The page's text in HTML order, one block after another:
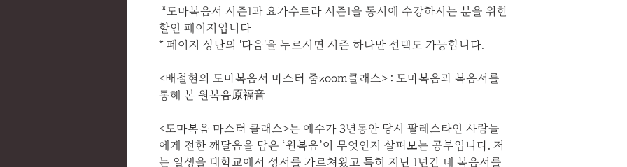
*도마복음서 시즌1과 요가수트라 시즌1을 동시에 수강하시는 분을 위한
할인 페이지입니다
* 페이지 상단의 '다음'을 누르시면 시즌 하나만 선택도 가능합니다.
<배철현의 도마복음서 마스터 줌zoom클래스> : 도마복음과 복음서를
통해 본 원복음原福音
<도마복음 마스터 클래스>는 예수가 3년동안 당시 팔레스타인 사람들
에게 전한 깨달음을 담은 ‘원복음’이 무엇인지 살펴보는 공부입니다. 저
는 일생을 대학교에서 성서를 가르쳐왔고 특히 지난 1년간 네 복음서를